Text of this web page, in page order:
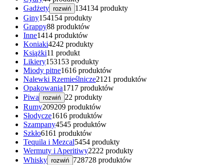
Gadżety rozwiń 134134 produkty
Giny154154 produkty
Grappy88 produktów
Inne1414 produktów
Koniaki4242 produkty
Książki11 produkt
Likiery153153 produkty
Miody pitne1616 produktów
Nalewki Rzemieślnicze21 21 produktów
Opakowania1717 produktów
Piwa rozwiń 22 produkty
Rumy209209 produktów
Słodycze1616 produktów
Szampany4545 produktów
Szkło6161 produktów
Tequila i Mezcal5454 produkty
Wermuty i Aperitiwy2222 produkty
Whisky rozwiń 728728 produktów